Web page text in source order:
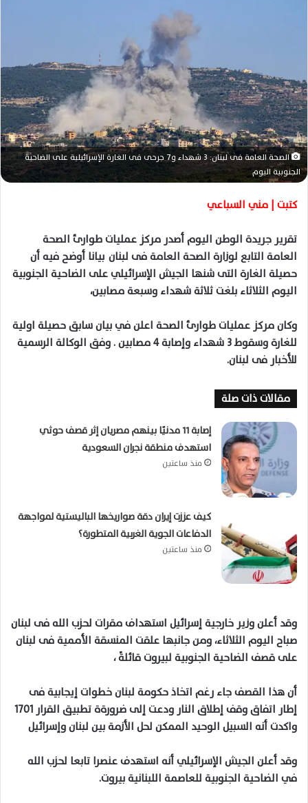
د
ا
إ
ل
ك
ت
ن
ا
الصحة العامة فى لبنان: 3 شهداء و7 جرحى فى الغارة الإسرائيلية على الضاحية
الجنوبية اليوم
كتبت | مني السباعي
تقرير جريدة الوطن اليوم أصدر مركز عمليات طوارئ الصحة
العامة التابع لوزارة الصحة العامة فى لبنان بيانا أوضح فيه أن
حصيلة الغارة التى شنها الجيش الإسرائيلي على الضاحية الجنوبية
اليوم الثلاثاء بلغت ثلاثة شهداء وسبعة مصابين،
وكان مركز عمليات طوارئ الصحة اعلن في بيان سابق حصيلة اولية
للغارة وسقوط 3 شهداء وإصابة 4 مصابين . وفق الوكالة الرسمية
للأخبار فى لبنان.
مقالات ذات صلة
إصابة 11 مدنيًا بينهم مصريان إثر قصف حوثي
استهدف منطقة نجران السعودية
منذ ساعتين
كيف عززت إيران دقة صواريخها الباليستية لمواجهة
الدفاعات الجوية الغربية المتطورة؟
منذ ساعتين
وقد أعلن وزير خارجية إسرائيل استهداف مقرات لحزب الله فى لبنان
صباح اليوم الثلاثاء، ومن جانبها علقت المنسقة الأممية فى لبنان
على قصف الضاحية الجنوبية لبيروت قائلةً ،
أن هذا القصف جاء رغم اتخاذ حكومة لبنان خطوات إيجابية فى
إطار اتفاق وقف إطلاق النار ودعت إلى ضرورةة تطبيق القرار 1701
واكدت أنه السبيل الوحيد الممكن لحل الأزمة بين لبنان وإسرائيل
وقد أعلن الجيش الإسرائيلي أنه استهدف عنصرا تابعا لحزب الله
في الضاحية الجنوبية للعاصمة اللبنانية بيروت.